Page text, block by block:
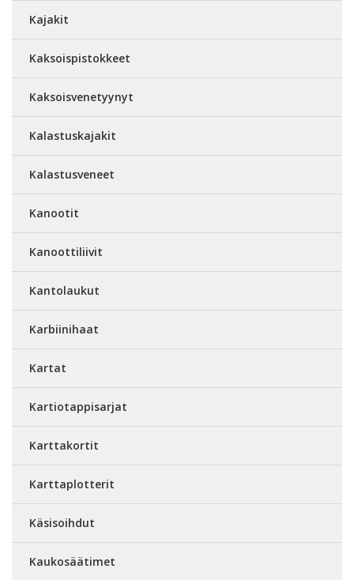
Kajakit
Kaksoispistokkeet
Kaksoisvenetyynyt
Kalastuskajakit
Kalastusveneet
Kanootit
Kanoottiliivit
Kantolaukut
Karbiinihaat
Kartat
Kartiotappisarjat
Karttakortit
Karttaplotterit
Käsisoihdut
Kaukosäätimet